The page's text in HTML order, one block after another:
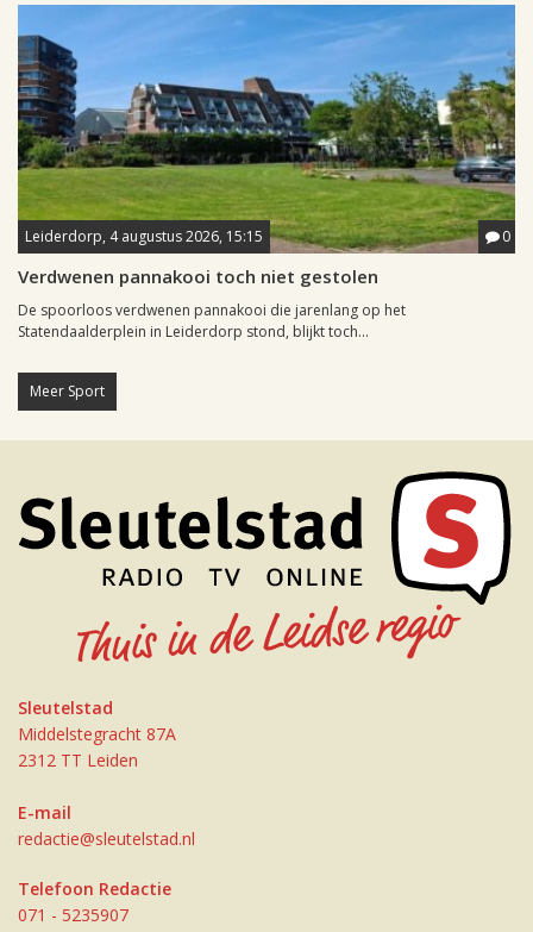
Leiderdorp, 4 augustus 2026, 15:15 0
Verdwenen pannakooi toch niet gestolen
De spoorloos verdwenen pannakooi die jarenlang op het
Statendaalderplein in Leiderdorp stond, blijkt toch...
Meer Sport
Sleutelstad
Middelstegracht 87A
2312 TT Leiden
E-mail
redactie@sleutelstad.nl
Telefoon Redactie
071 - 5235907